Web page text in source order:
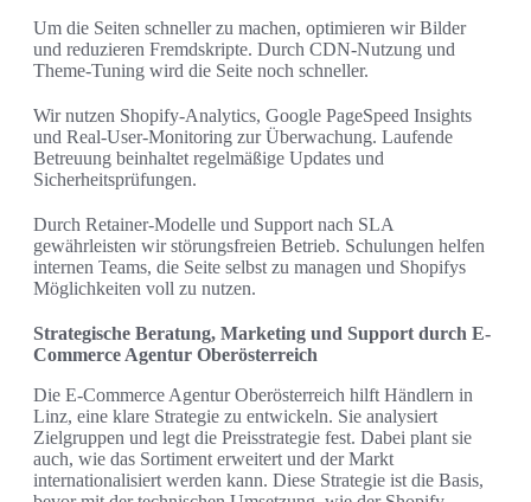
Um die Seiten schneller zu machen, optimieren wir Bilder
und reduzieren Fremdskripte. Durch CDN-Nutzung und
Theme-Tuning wird die Seite noch schneller.
Wir nutzen Shopify-Analytics, Google PageSpeed Insights
und Real-User-Monitoring zur Überwachung. Laufende
Betreuung beinhaltet regelmäßige Updates und
Sicherheitsprüfungen.
Durch Retainer-Modelle und Support nach SLA
gewährleisten wir störungsfreien Betrieb. Schulungen helfen
internen Teams, die Seite selbst zu managen und Shopifys
Möglichkeiten voll zu nutzen.
Strategische Beratung, Marketing und Support durch E-
Commerce Agentur Oberösterreich
Die E-Commerce Agentur Oberösterreich hilft Händlern in
Linz, eine klare Strategie zu entwickeln. Sie analysiert
Zielgruppen und legt die Preisstrategie fest. Dabei plant sie
auch, wie das Sortiment erweitert und der Markt
internationalisiert werden kann. Diese Strategie ist die Basis,